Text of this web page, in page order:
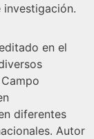
en el
diferentes
Autor